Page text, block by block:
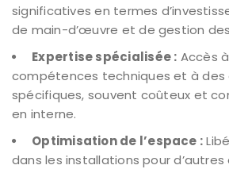
significatives en termes
de main-d’œuvre et de gestion
Expertise spécialisée : Accès
compétences techniques et à des
spécifiques, souvent coûteux et
en interne.
Optimisation de l’espace :
dans les installations pour